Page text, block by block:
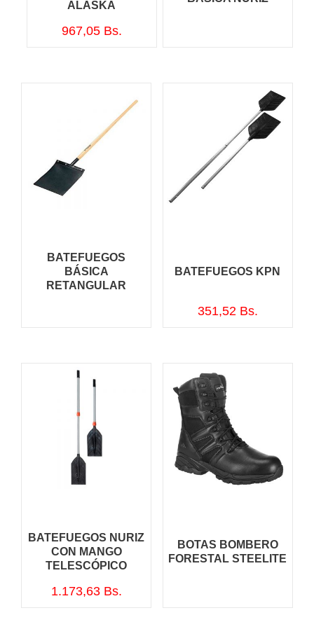
ALASKA
967,05 Bs.
BATEFUEGOS
BÁSICA
RETANGULAR
BATEFUEGOS KPN
351,52 Bs.
BATEFUEGOS NURIZ
CON MANGO
TELESCÓPICO
1.173,63 Bs.
BOTAS BOMBERO
FORESTAL STEELITE